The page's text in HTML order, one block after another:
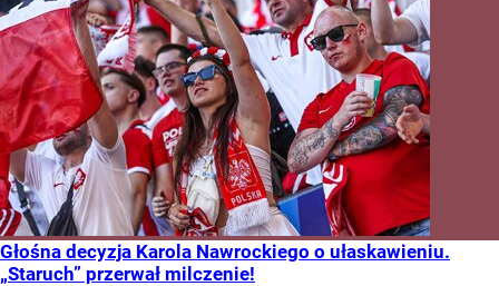
Głośna decyzja Karola Nawrockiego o ułaskawieniu.
„Staruch” przerwał milczenie!